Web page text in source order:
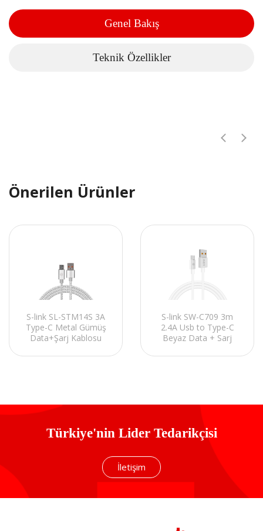
Genel Bakış
Teknik Özellikler
Önerilen Ürünler
S-link SL-STM14S 3A
Type-C Metal Gümüş
Data+Şarj Kablosu
S-link SW-C709 3m
2.4A Usb to Type-C
Beyaz Data + Sarj
Türkiye'nin Lider Tedarikçisi
İletişim